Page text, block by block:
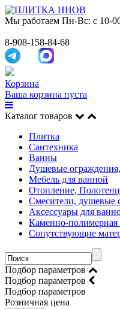
Мы работаем Пн-Вс: с 10-
8-908-158-84-68
Корзина
Ваша корзина пуста
Каталог товаров
Плитка
Сантехника
Ванны
Душевые
Мебель для ванной
Отопление,
Смесители, душевые
Аксессуары для
Каменно-полимерная
Сопутствующие
Подбор параметров
Подбор параметров
Подбор параметров
Розничная цена